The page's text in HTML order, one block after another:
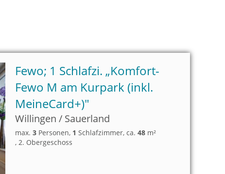
Fewo; 1 Schlafzi. „Komfort-
Fewo M am Kurpark (inkl.
MeineCard+)"
Willingen / Sauerland
max. 3 Personen, 1 Schlafzimmer, ca. 48 m²
, 2. Obergeschoss